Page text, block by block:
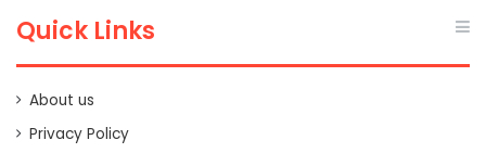
Quick Links
About us
Privacy Policy